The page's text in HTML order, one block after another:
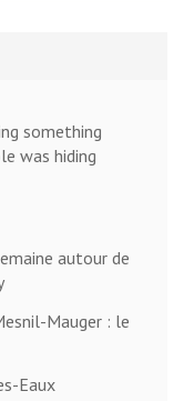
something
was hiding
autour de
Mauger : le
Eaux